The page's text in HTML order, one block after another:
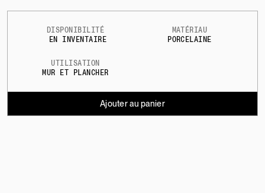
DISPONIBILITÉ
EN INVENTAIRE
MATÉRIAU
PORCELAINE
UTILISATION
MUR ET PLANCHER
Ajouter au panier